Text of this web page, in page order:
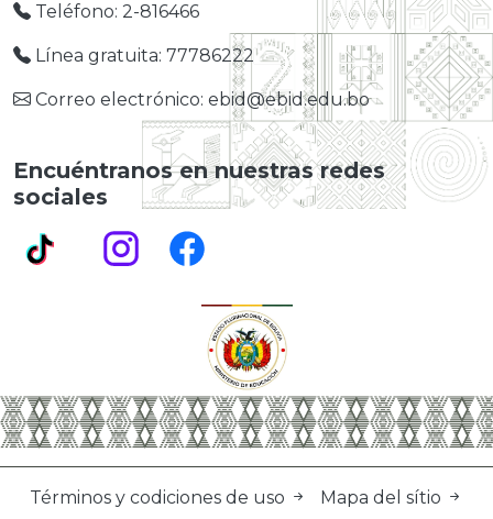
Teléfono: 2-816466
Línea gratuita: 77786222
Correo electrónico: ebid@ebid.edu.bo
Encuéntranos en nuestras redes
sociales
Términos y codiciones de uso Mapa del sítio